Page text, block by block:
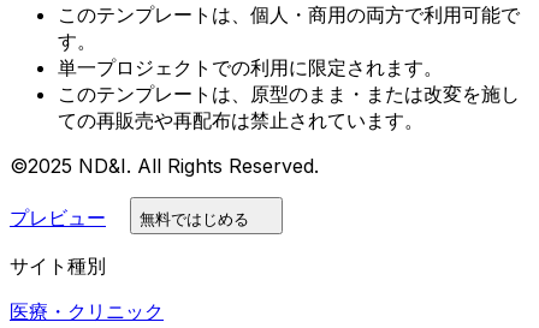
このテンプレートは、個人・商用の両方で利用可能で
す。
単一プロジェクトでの利用に限定されます。
このテンプレートは、原型のまま・または改変を施し
ての再販売や再配布は禁止されています。
©2025 ND&I. All Rights Reserved.
プレビュー 無料ではじめる
サイト種別
医療・クリニック